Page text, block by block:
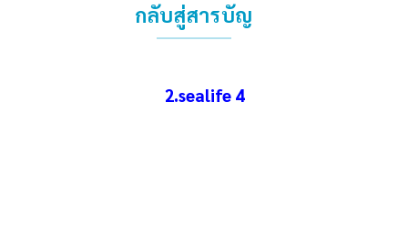
กลับสู่สารบัญ
2.sealife 4